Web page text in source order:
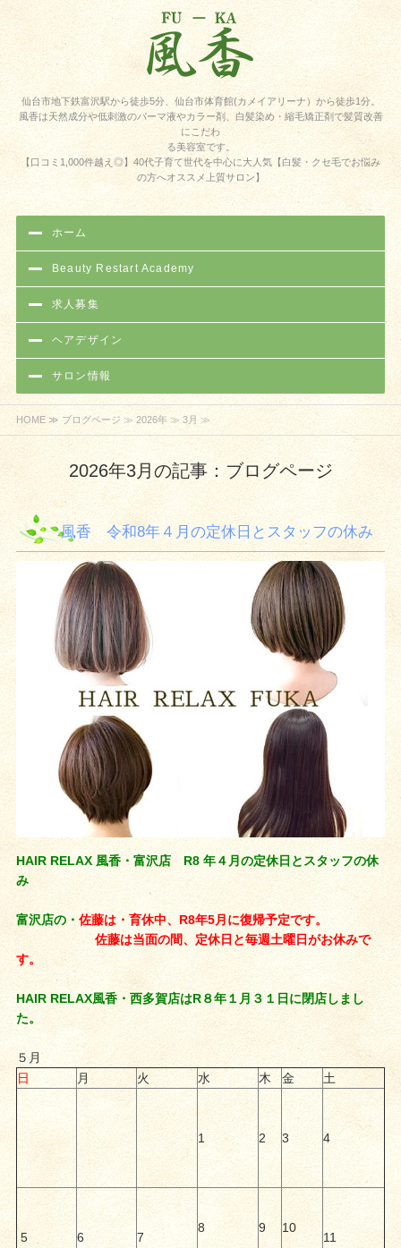
仙台市地下鉄富沢駅から徒歩5分、仙台市体育館(カメイアリーナ）から徒歩1分。
風香は天然成分や低刺激のパーマ液やカラー剤、白髪染め・縮毛矯正剤で髪質改善
にこだわ
る美容室です。
【口コミ1,000件越え◎】40代子育て世代を中心に大人気【白髪・クセ毛でお悩み
の方へオススメ上質サロン】
ホーム
Beauty Restart Academy
求人募集
ヘアデザイン
サロン情報
HOME≫ ブログページ ≫ 2026年≫ 3月 ≫
2026年3月の記事：ブログページ
風香 令和8年４月の定休日とスタッフの休み
HAIR RELAX 風香・富沢店 R8 年４月の定休日とスタッフの休
み
富沢店の・ 佐藤は・育休中、R8年5月に復帰予定です。
佐藤は当面の間、定休日と毎週土曜日がお休みで
す。
HAIR RELAX風香・ 西多賀店はR８年１月３１日に閉店しまし
た。
５月
日
月 火 水 木 金 土
1 2 3 4
5
6
7
8 9 10
11